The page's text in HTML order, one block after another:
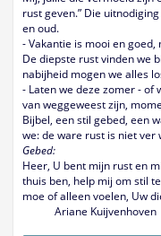
rust geven.” Die
en oud.
- Vakantie is mooi en
De diepste rust vinden we
nabijheid mogen we alles
- Laten we deze zomer - of
van weggeweest zijn,
Bijbel, een stil gebed, een
we: de ware rust is niet ver
Gebed:
Heer, U bent mijn rust en
thuis ben, help mij om stil
moe of alleen voelen, Uw
Ariane Kuijvenhoven